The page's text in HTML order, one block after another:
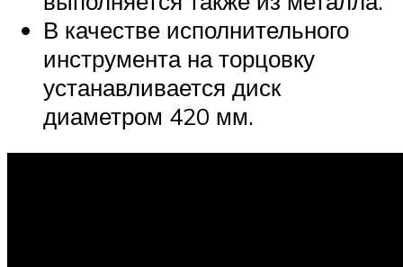
В качестве исполнительного
инструмента на торцовку
устанавливается диск
диаметром 420 мм.